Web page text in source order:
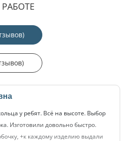
у ребят. Всё на высоте. Выбор
Изготовили довольно быстро.
+к каждому изделию выдали